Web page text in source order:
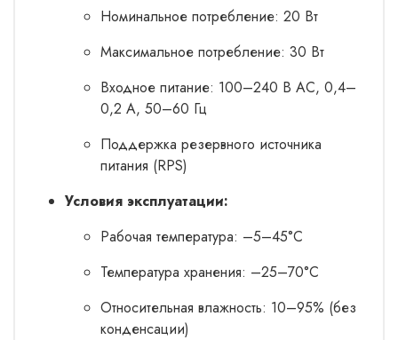
Номинальное потребление: 20 Вт
Максимальное потребление: 30 Вт
Входное питание: 100–240 В AC, 0,4–
0,2 А, 50–60 Гц
Поддержка резервного источника
питания (RPS)
Условия эксплуатации:
Рабочая температура: –5–45°C
Температура хранения: –25–70°C
Относительная влажность: 10–95% (без
конденсации)